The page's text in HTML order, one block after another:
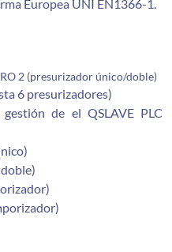
Europea UNI EN1366-1.
2 (presurizador único/doble)
6 presurizadores)
de el QSLAVE PLC